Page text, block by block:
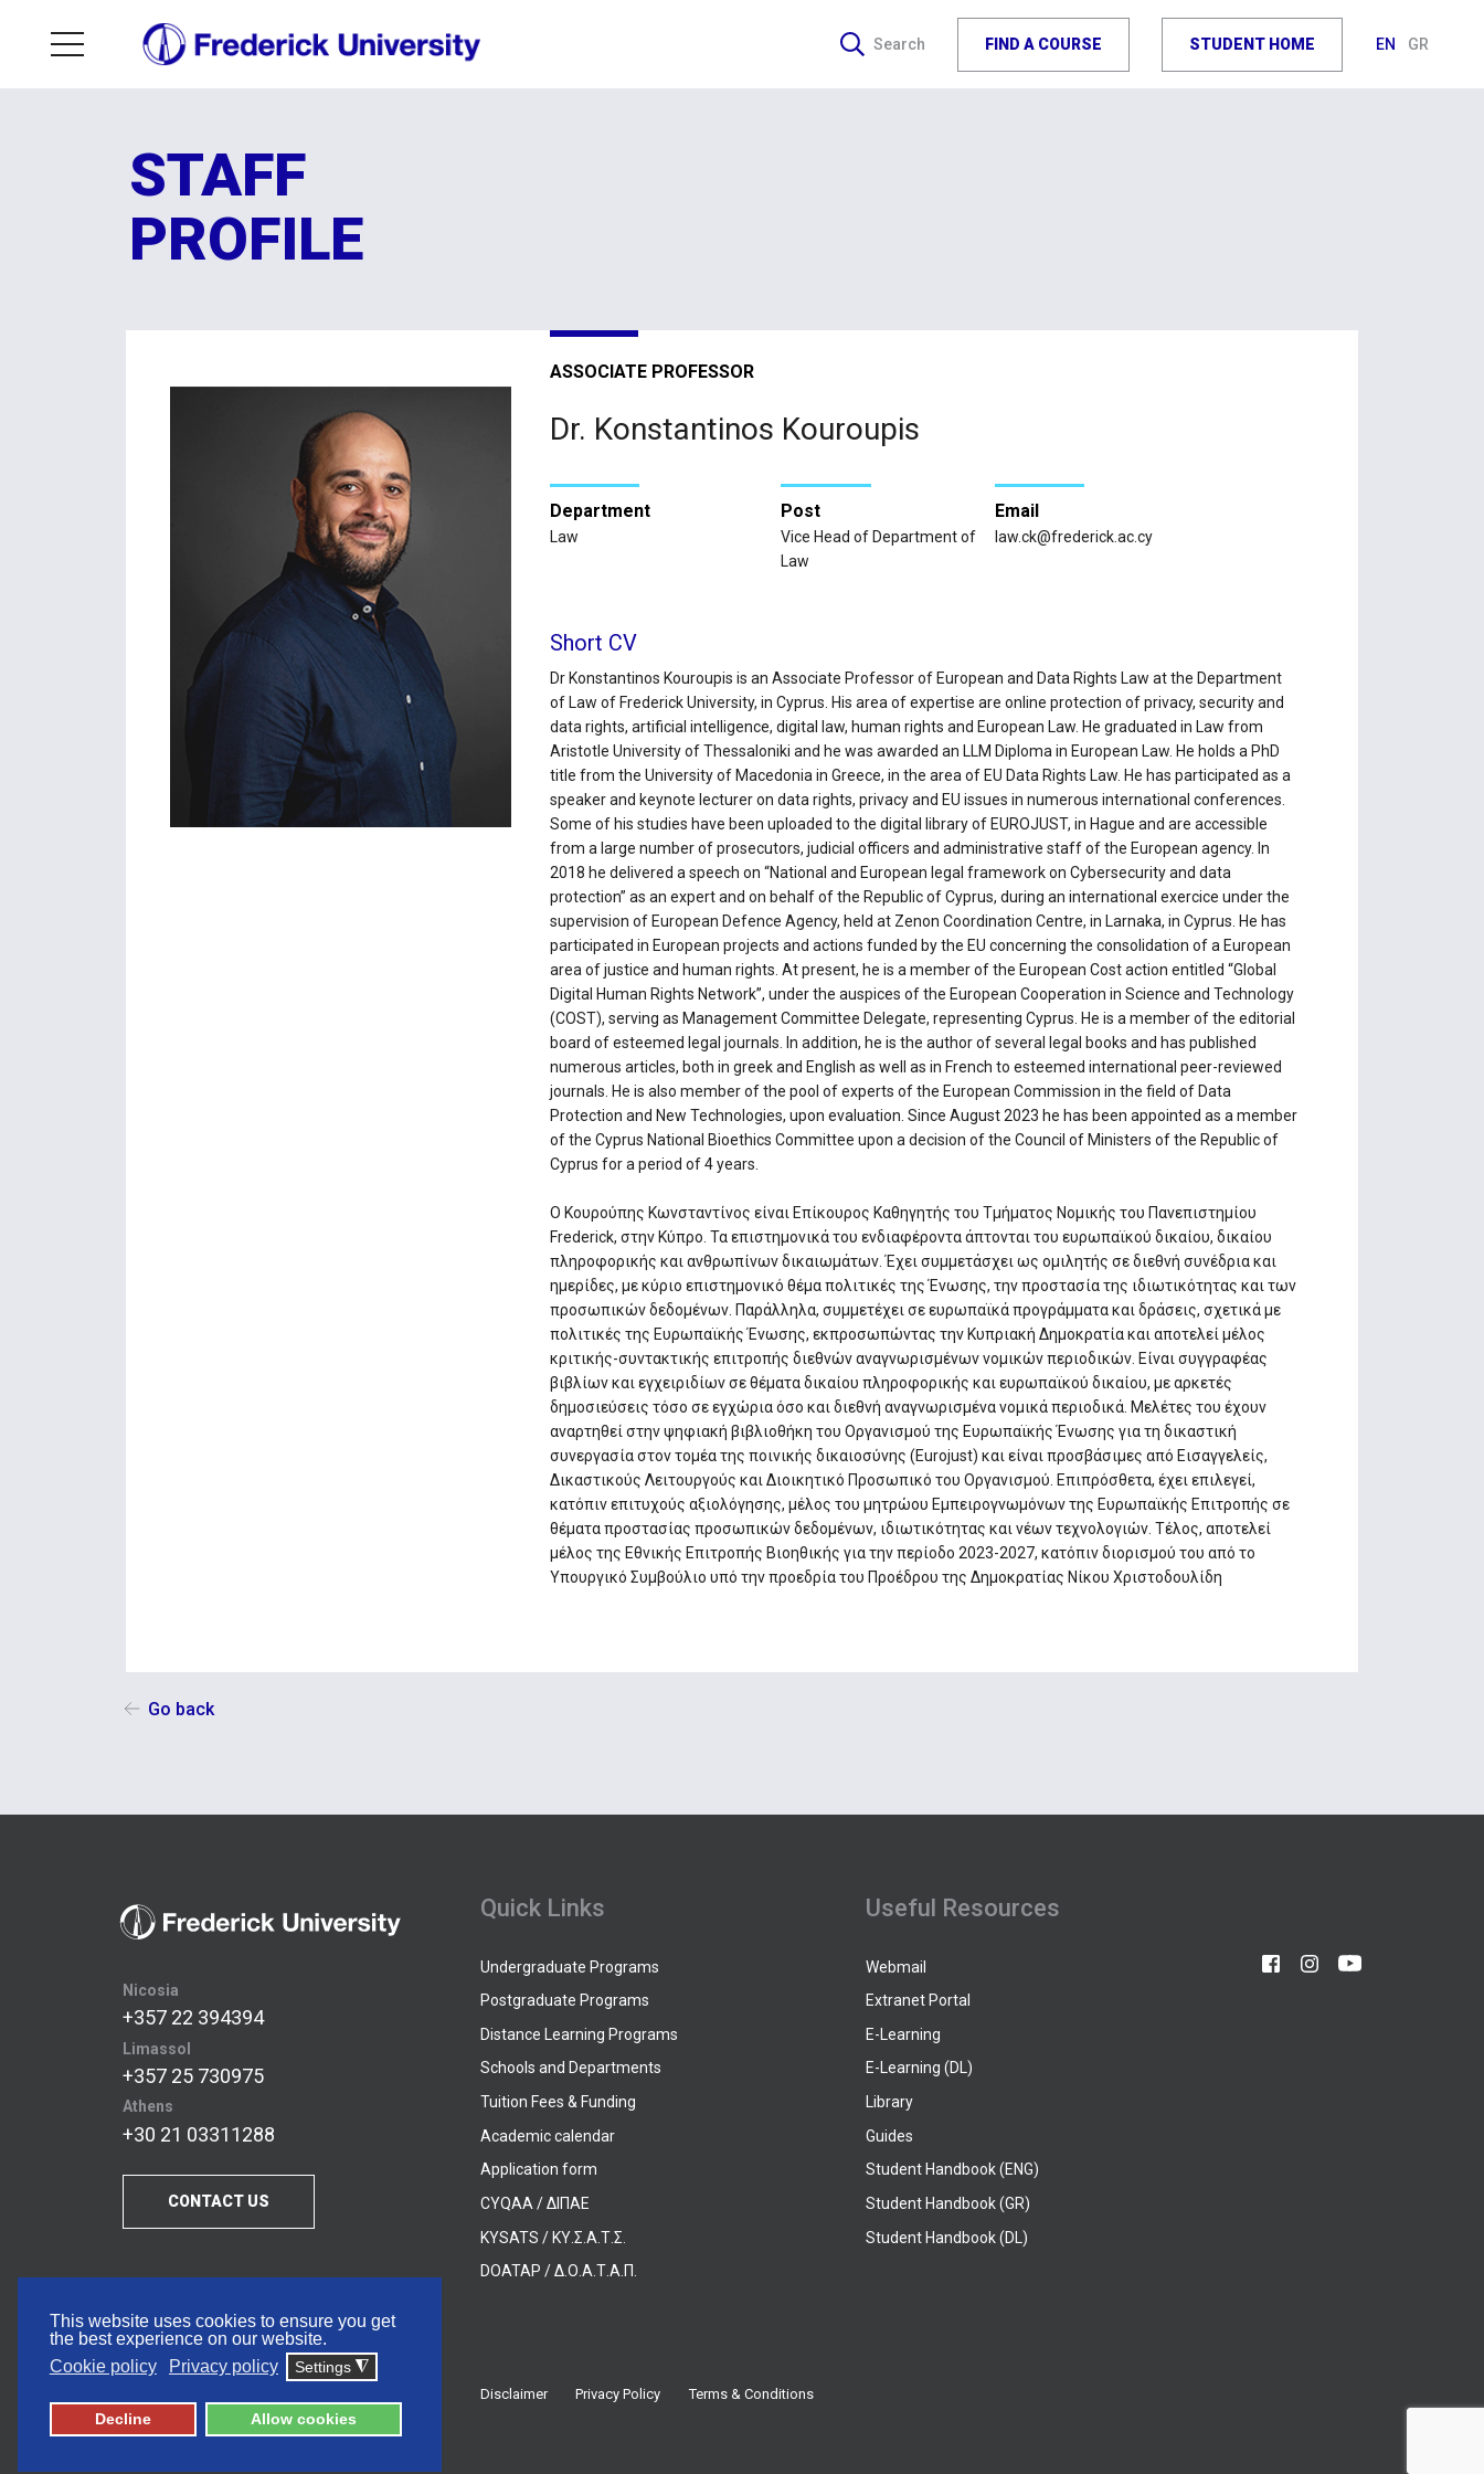
This website uses cookies to ensure you get
the best experience on our website.
Cookie policy
Privacy policy Settings ◮
Decline Allow cookies
Search FIND A COURSE STUDENT HOME EN GR
STAFF
PROFILE
ASSOCIATE PROFESSOR
Dr. Konstantinos Kouroupis
Department
Law
Post
Vice Head of Department of
Law
Email
law.ck@frederick.ac.cy
Short CV
Dr Konstantinos Kouroupis is an Associate Professor of European and Data Rights Law at the Department
of Law of Frederick University, in Cyprus. His area of expertise are online protection of privacy, security and
data rights, artificial intelligence, digital law, human rights and European Law. He graduated in Law from
Aristotle University of Thessaloniki and he was awarded an LLM Diploma in European Law. He holds a PhD
title from the University of Macedonia in Greece, in the area of EU Data Rights Law. He has participated as a
speaker and keynote lecturer on data rights, privacy and EU issues in numerous international conferences.
Some of his studies have been uploaded to the digital library of EUROJUST, in Hague and are accessible
from a large number of prosecutors, judicial officers and administrative staff of the European agency. In
2018 he delivered a speech on “National and European legal framework on Cybersecurity and data
protection” as an expert and on behalf of the Republic of Cyprus, during an international exercice under the
supervision of European Defence Agency, held at Zenon Coordination Centre, in Larnaka, in Cyprus. He has
participated in European projects and actions funded by the EU concerning the consolidation of a European
area of justice and human rights. At present, he is a member of the European Cost action entitled “Global
Digital Human Rights Network”, under the auspices of the European Cooperation in Science and Technology
(COST), serving as Management Committee Delegate, representing Cyprus. He is a member of the editorial
board of esteemed legal journals. In addition, he is the author of several legal books and has published
numerous articles, both in greek and English as well as in French to esteemed international peer-reviewed
journals. He is also member of the pool of experts of the European Commission in the field of Data
Protection and New Technologies, upon evaluation. Since August 2023 he has been appointed as a member
of the Cyprus National Bioethics Committee upon a decision of the Council of Ministers of the Republic of
Cyprus for a period of 4 years.
Ο Κουρούπης Κωνσταντίνος είναι Επίκουρος Καθηγητής του Τμήματος Νομικής του Πανεπιστημίου
Frederick, στην Κύπρο. Τα επιστημονικά του ενδιαφέροντα άπτονται του ευρωπαϊκού δικαίου, δικαίου
πληροφορικής και ανθρωπίνων δικαιωμάτων. Έχει συμμετάσχει ως ομιλητής σε διεθνή συνέδρια και
ημερίδες, με κύριο επιστημονικό θέμα πολιτικές της Ένωσης, την προστασία της ιδιωτικότητας και των
προσωπικών δεδομένων. Παράλληλα, συμμετέχει σε ευρωπαϊκά προγράμματα και δράσεις, σχετικά με
πολιτικές της Ευρωπαϊκής Ένωσης, εκπροσωπώντας την Κυπριακή Δημοκρατία και αποτελεί μέλος
κριτικής-συντακτικής επιτροπής διεθνών αναγνωρισμένων νομικών περιοδικών. Είναι συγγραφέας
βιβλίων και εγχειριδίων σε θέματα δικαίου πληροφορικής και ευρωπαϊκού δικαίου, με αρκετές
δημοσιεύσεις τόσο σε εγχώρια όσο και διεθνή αναγνωρισμένα νομικά περιοδικά. Μελέτες του έχουν
αναρτηθεί στην ψηφιακή βιβλιοθήκη του Οργανισμού της Ευρωπαϊκής Ένωσης για τη δικαστική
συνεργασία στον τομέα της ποινικής δικαιοσύνης (Eurojust) και είναι προσβάσιμες από Εισαγγελείς,
Δικαστικούς Λειτουργούς και Διοικητικό Προσωπικό του Οργανισμού. Επιπρόσθετα, έχει επιλεγεί,
κατόπιν επιτυχούς αξιολόγησης, μέλος του μητρώου Εμπειρογνωμόνων της Ευρωπαϊκής Επιτροπής σε
θέματα προστασίας προσωπικών δεδομένων, ιδιωτικότητας και νέων τεχνολογιών. Τέλος, αποτελεί
μέλος της Εθνικής Επιτροπής Βιοηθικής για την περίοδο 2023-2027, κατόπιν διορισμού του από το
Υπουργικό Συμβούλιο υπό την προεδρία του Προέδρου της Δημοκρατίας Νίκου Χριστοδουλίδη
Go back
Nicosia
+357 22 394394
Limassol
+357 25 730975
Athens
+30 21 03311288
CONTACT US
Quick Links
Undergraduate Programs
Postgraduate Programs
Distance Learning Programs
Schools and Departments
Tuition Fees & Funding
Academic calendar
Application form
CYQAA / ΔΙΠΑΕ
KYSATS / ΚΥ.Σ.Α.Τ.Σ.
DOATAP / Δ.Ο.Α.Τ.Α.Π.
Useful Resources
Webmail
Extranet Portal
E-Learning
E-Learning (DL)
Library
Guides
Student Handbook (ENG)
Student Handbook (GR)
Student Handbook (DL)
© 2026 Frederick University Disclaimer Privacy Policy Terms & Conditions